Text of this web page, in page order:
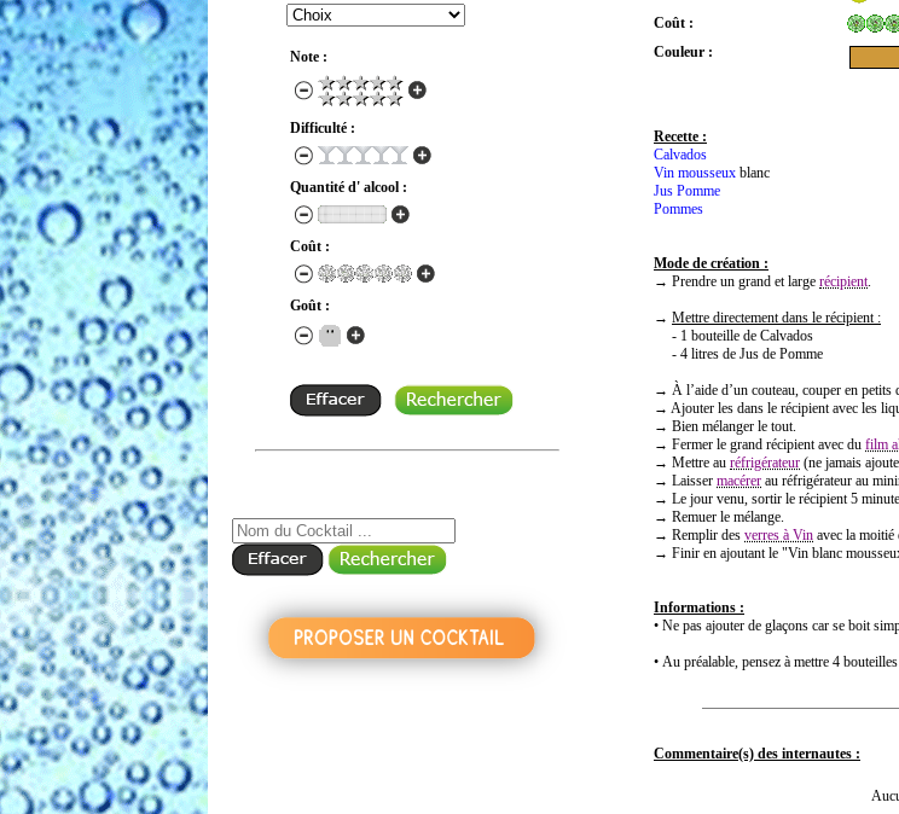
Note :
Difficulté :
Quantité d' alcool :
Coût :
Goût :
Coût :
Couleur :
Recette :
Calvados
Vin mousseux blanc
Jus Pomme
Pommes
Mode de création :
→ Prendre un grand et large récipient.
→ Mettre directement dans le récipient :
- 1 bouteille de Calvados
- 4 litres de Jus de Pomme
→ À l’aide d’un couteau, couper en petits
→ Ajouter les dans le récipient avec les
→ Bien mélanger le tout.
→ Fermer le grand récipient avec du film
→ Mettre au réfrigérateur (ne jamais
→ Laisser macérer au réfrigérateur au
→ Le jour venu, sortir le récipient 5
→ Remuer le mélange.
→ Remplir des verres à Vin avec la moitié
→ Finir en ajoutant le "Vin blanc
Informations :
• Ne pas ajouter de glaçons car se boit
• Au préalable, pensez à mettre 4
Commentaire(s) des internautes :